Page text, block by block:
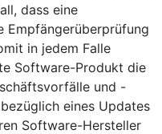
dass eine
Empfängerüberprüfung
in jedem Falle
Software-Produkt die
und -
eines Updates
Software-Hersteller